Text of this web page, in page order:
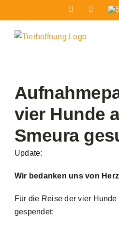
Inhalt
springen
Facebook
vier Hunde
Smeura
Update:
Wir bedanken uns von
Für die Reise der vier Hunde
gespendet: